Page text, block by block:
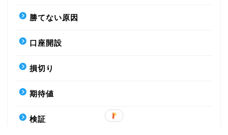
勝てない原因
口座開設
損切り
期待値
検証